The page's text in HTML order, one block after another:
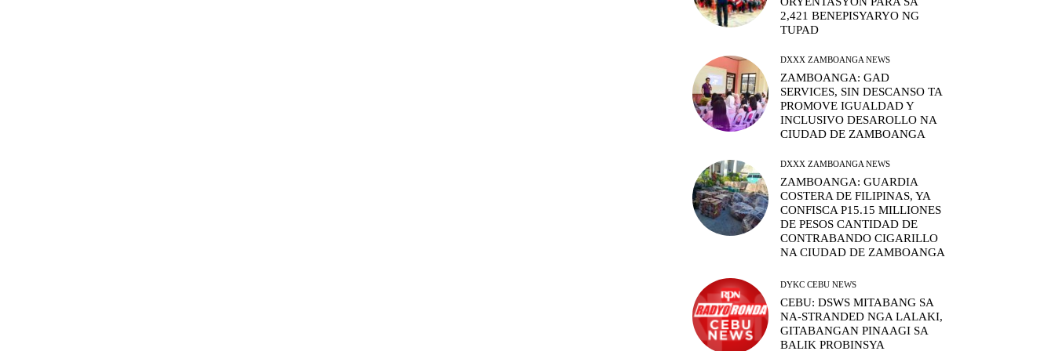
2,421 BENEPISYARYO NG
TUPAD
DXXX ZAMBOANGA NEWS
ZAMBOANGA: GAD
SERVICES, SIN DESCANSO TA
PROMOVE IGUALDAD Y
INCLUSIVO DESAROLLO NA
CIUDAD DE ZAMBOANGA
DXXX ZAMBOANGA NEWS
ZAMBOANGA: GUARDIA
COSTERA DE FILIPINAS, YA
CONFISCA P15.15 MILLIONES
DE PESOS CANTIDAD DE
CONTRABANDO CIGARILLO
NA CIUDAD DE ZAMBOANGA
DYKC CEBU NEWS
CEBU: DSWS MITABANG SA
NA-STRANDED NGA LALAKI,
GITABANGAN PINAAGI SA
BALIK PROBINSYA